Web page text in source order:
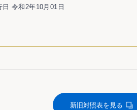
日 令和2年10月01日
新旧対照表を見る